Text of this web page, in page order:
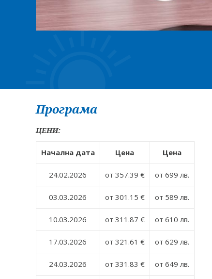
Програма
ЦЕНИ:
Начална дата Цена Цена
24.02.2026 от 357.39 € от 699 лв.
03.03.2026 от 301.15 € от 589 лв.
10.03.2026 от 311.87 € от 610 лв.
17.03.2026 от 321.61 € от 629 лв.
24.03.2026 от 331.83 € от 649 лв.